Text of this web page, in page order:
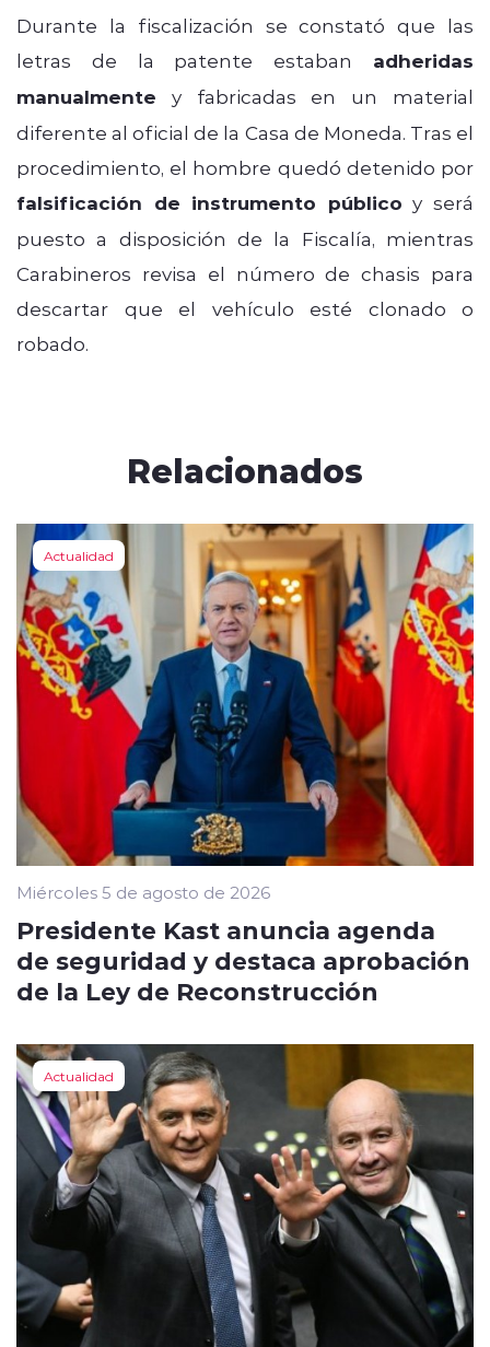
Durante la fiscalización se constató que las
letras de la patente estaban adheridas
manualmente y fabricadas en un material
diferente al oficial de la Casa de Moneda. Tras el
procedimiento, el hombre quedó detenido por
falsificación de instrumento público y será
puesto a disposición de la Fiscalía, mientras
Carabineros revisa el número de chasis para
descartar que el vehículo esté clonado o
robado.
Relacionados
Actualidad
Miércoles 5 de agosto de 2026
Presidente Kast anuncia agenda
de seguridad y destaca aprobación
de la Ley de Reconstrucción
Actualidad